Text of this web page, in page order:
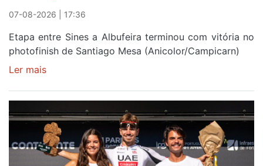
07-08-2026 | 17:36
Etapa entre Sines a Albufeira terminou com vitória no
photofinish de Santiago Mesa (Anicolor/Campicarn)
Ler mais
Oliveira
é
sexto
e
continua